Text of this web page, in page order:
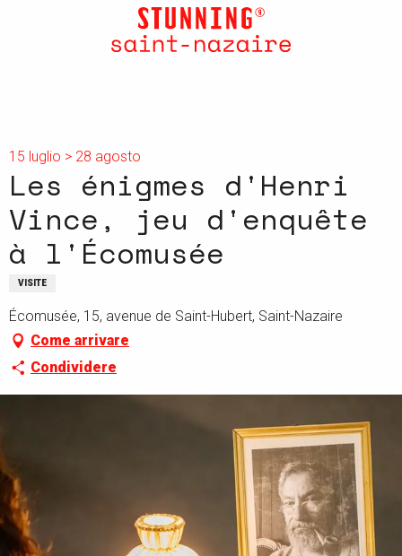
15 luglio > 28 agosto
Les énigmes d'Henri
Vince, jeu d'enquête
à l'Écomusée
VISITE
Écomusée, 15, avenue de Saint-Hubert, Saint-Nazaire
Come arrivare
Condividere